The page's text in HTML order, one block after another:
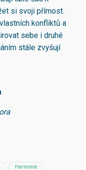
si svoji přímost.
konfliktů a
sebe i druhé
stále zvyšují
Harmonie